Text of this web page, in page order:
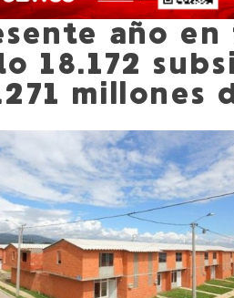
año
18.172
millones